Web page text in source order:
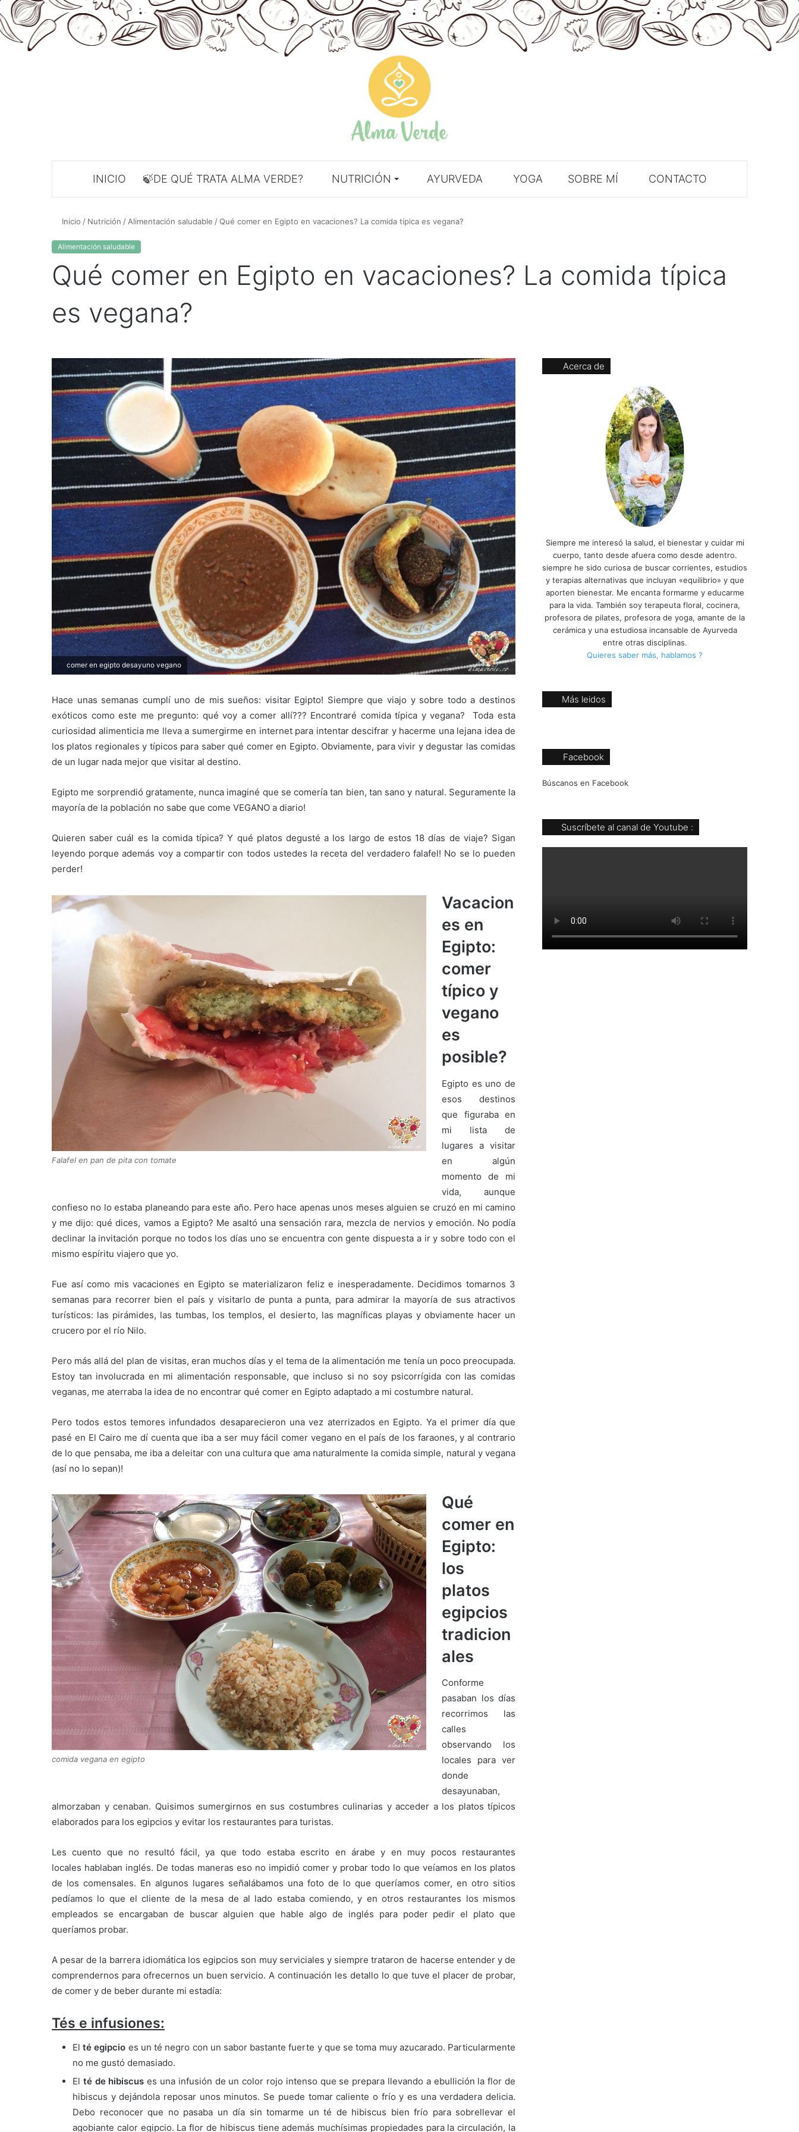
INICIO 🍃DE QUÉ TRATA ALMA VERDE? NUTRICIÓN AYURVEDA YOGA SOBRE MÍ CONTACTO
Inicio / Nutrición / Alimentación saludable /Qué comer en Egipto en vacaciones? La comida típica es vegana?
Alimentación saludable
Qué comer en Egipto en vacaciones? La comida típica
es vegana?
comer en egipto desayuno vegano
Hace unas semanas cumplí uno de mis sueños: visitar Egipto! Siempre que viajo y sobre todo a destinos
exóticos como este me pregunto: qué voy a comer allí??? Encontraré comida típica y vegana? Toda esta
curiosidad alimenticia me lleva a sumergirme en internet para intentar descifrar y hacerme una lejana idea de
los platos regionales y típicos para saber qué comer en Egipto. Obviamente, para vivir y degustar las comidas
de un lugar nada mejor que visitar al destino.
Egipto me sorprendió gratamente, nunca imaginé que se comería tan bien, tan sano y natural. Seguramente la
mayoría de la población no sabe que come VEGANO a diario!
Quieren saber cuál es la comida típica? Y qué platos degusté a los largo de estos 18 días de viaje? Sigan
leyendo porque además voy a compartir con todos ustedes la receta del verdadero falafel! No se lo pueden
perder!
Falafel en pan de pita con tomate
Vacacion
es en
Egipto:
comer
típico y
vegano
es
posible?
Egipto es uno de
esos destinos
que figuraba en
mi lista de
lugares a visitar
en algún
momento de mi
vida, aunque
confieso no lo estaba planeando para este año. Pero hace apenas unos meses alguien se cruzó en mi camino
y me dijo: qué dices, vamos a Egipto? Me asaltó una sensación rara, mezcla de nervios y emoción. No podía
declinar la invitación porque no todos los días uno se encuentra con gente dispuesta a ir y sobre todo con el
mismo espíritu viajero que yo.
Fue así como mis vacaciones en Egipto se materializaron feliz e inesperadamente. Decidimos tomarnos 3
semanas para recorrer bien el país y visitarlo de punta a punta, para admirar la mayoría de sus atractivos
turísticos: las pirámides, las tumbas, los templos, el desierto, las magníficas playas y obviamente hacer un
crucero por el río Nilo.
Pero más allá del plan de visitas, eran muchos días y el tema de la alimentación me tenía un poco preocupada.
Estoy tan involucrada en mi alimentación responsable, que incluso si no soy psicorrígida con las comidas
veganas, me aterraba la idea de no encontrar qué comer en Egipto adaptado a mi costumbre natural.
Pero todos estos temores infundados desaparecieron una vez aterrizados en Egipto. Ya el primer día que
pasé en El Cairo me dí cuenta que iba a ser muy fácil comer vegano en el país de los faraones, y al contrario
de lo que pensaba, me iba a deleitar con una cultura que ama naturalmente la comida simple, natural y vegana
(así no lo sepan)!
comida vegana en egipto
Qué
comer en
Egipto:
los
platos
egipcios
tradicion
ales
Conforme
pasaban los días
recorrimos las
calles
observando los
locales para ver
donde
desayunaban,
almorzaban y cenaban. Quisimos sumergirnos en sus costumbres culinarias y acceder a los platos típicos
elaborados para los egipcios y evitar los restaurantes para turistas.
Les cuento que no resultó fácil, ya que todo estaba escrito en árabe y en muy pocos restaurantes
locales hablaban inglés. De todas maneras eso no impidió comer y probar todo lo que veíamos en los platos
de los comensales. En algunos lugares señalábamos una foto de lo que queríamos comer, en otro sitios
pedíamos lo que el cliente de la mesa de al lado estaba comiendo, y en otros restaurantes los mismos
empleados se encargaban de buscar alguien que hable algo de inglés para poder pedir el plato que
queríamos probar.
A pesar de la barrera idiomática los egipcios son muy serviciales y siempre trataron de hacerse entender y de
comprendernos para ofrecernos un buen servicio. A continuación les detallo lo que tuve el placer de probar,
de comer y de beber durante mi estadía:
Tés e infusiones:
Elté egipcio es un té negro con un sabor bastante fuerte y que se toma muy azucarado. Particularmente
no me gustó demasiado.
El té de hibiscus es una infusión de un color rojo intenso que se prepara llevando a ebullición la flor de
hibiscus y dejándola reposar unos minutos. Se puede tomar caliente o frío y es una verdadera delicia.
Debo reconocer que no pasaba un día sin tomarme un té de hibiscus bien frío para sobrellevar el
agobiante calor egipcio. La flor de hibiscus tiene además muchísimas propiedades para la circulación, la
Acerca de
Siempre me interesó la salud, el bienestar y cuidar mi
cuerpo, tanto desde afuera como desde adentro.
siempre he sido curiosa de buscar corrientes, estudios
y terapias alternativas que incluyan «equilibrio» y que
aporten bienestar. Me encanta formarme y educarme
para la vida. También soy terapeuta floral, cocinera,
profesora de pilates, profesora de yoga, amante de la
cerámica y una estudiosa incansable de Ayurveda
entre otras disciplinas.
Quieres saber más, hablamos ?
Más leidos
Facebook
Búscanos en Facebook
Suscríbete al canal de Youtube :